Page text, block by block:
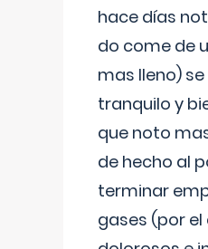
hace días
do come de
mas lleno)
tranquilo y
que noto
de hecho al
terminar
gases (por